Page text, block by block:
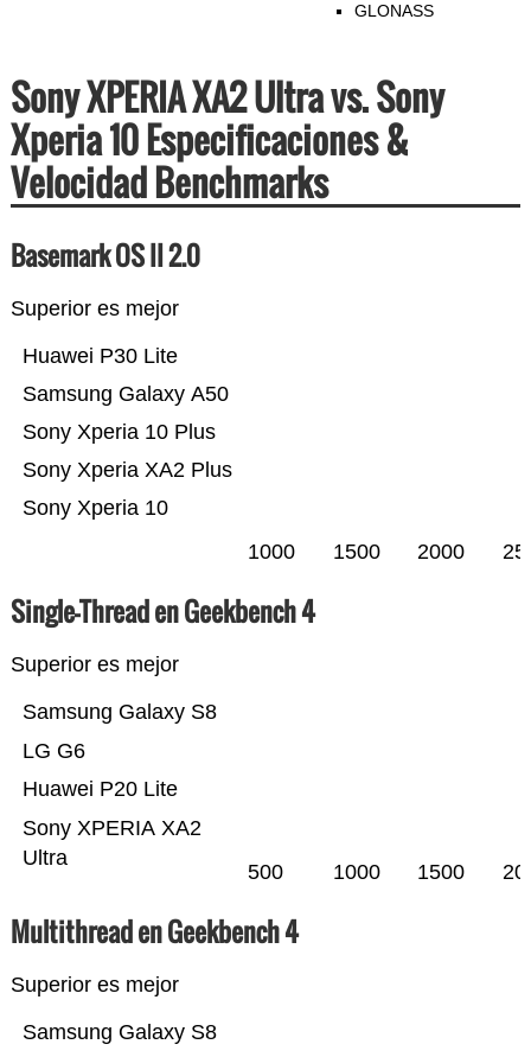
GLONASS
Sony XPERIA XA2 Ultra vs. Sony
Xperia 10 Especificaciones &
Velocidad Benchmarks
Basemark OS II 2.0
Superior es mejor
Sony Xperia 10
Sony Xperia XA2 Plus
Sony Xperia 10 Plus
Samsung Galaxy A50
Huawei P30 Lite
1000 1500 2000
Single-Thread en Geekbench 4
Superior es mejor
Sony XPERIA XA2
Ultra
Huawei P20 Lite
LG G6
Samsung Galaxy S8
500 1000 1500
Multithread en Geekbench 4
Superior es mejor
Samsung Galaxy S8